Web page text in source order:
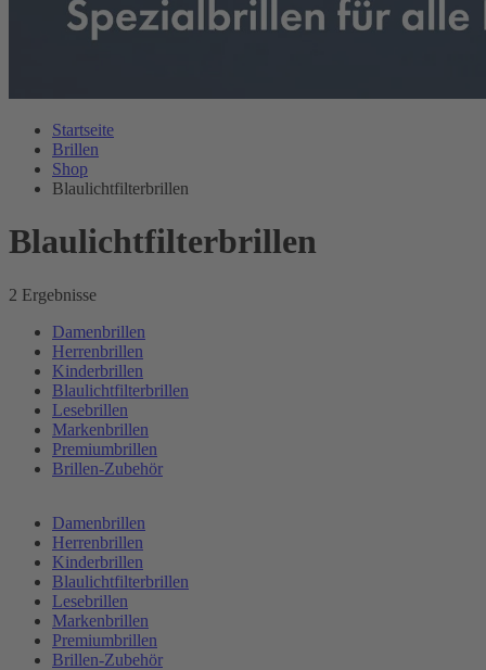
Startseite
Brillen
Shop
Blaulichtfilterbrillen
Blaulichtfilterbrillen
2 Ergebnisse
Damenbrillen
Herrenbrillen
Kinderbrillen
Blaulichtfilterbrillen
Lesebrillen
Markenbrillen
Premiumbrillen
Brillen-Zubehör
Damenbrillen
Herrenbrillen
Kinderbrillen
Blaulichtfilterbrillen
Lesebrillen
Markenbrillen
Premiumbrillen
Brillen-Zubehör